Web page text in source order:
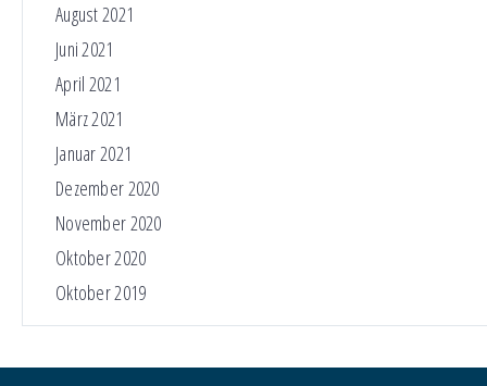
August 2021
Juni 2021
April 2021
März 2021
Januar 2021
Dezember 2020
November 2020
Oktober 2020
Oktober 2019